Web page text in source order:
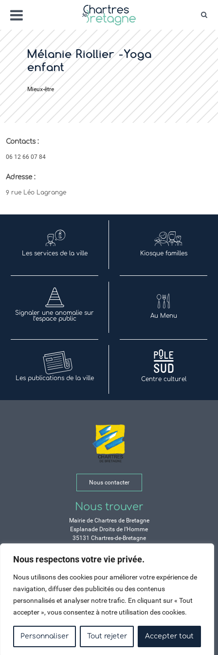
Nous respectons votre vie privée.
Nous utilisons des cookies pour améliorer votre expérience de
navigation, diffuser des publicités ou des contenus
personnalisés et analyser notre trafic. En cliquant sur « Tout
accepter », vous consentez à notre utilisation des cookies.
Personnaliser Tout rejeter Accepter tout
contenu
Menu
Bienvenue sur le site de la ville de
Ville Zéro phyto / 4 fleurs
Mélanie Riollier -Yoga
enfant
Mieux-être
Contacts :
06 12 66 07 84
Adresse :
9 rue Léo Lagrange
Les services de la ville Kiosque familles
Signaler une anomalie sur
l’espace public
Au Menu
Les publications de la ville Centre culturel
Nous contacter
Nous trouver
Mairie de Chartres de Bretagne
Esplanade Droits de l’Homme
35131 Chartres-de-Bretagne
Horaires
Durant les congés d’été :
de 9h à 12h et de 14h à 17h
Jeudi : de 9h à 12h et de 15h à 17h